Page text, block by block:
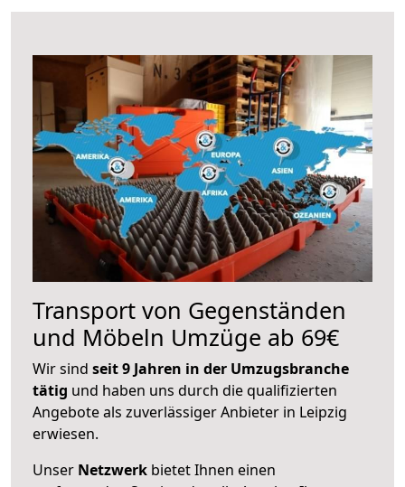
Transport von Gegenständen
und Möbeln Umzüge ab 69€
Wir sind seit 9 Jahren in der Umzugsbranche
tätig und haben uns durch die qualifizierten
Angebote als zuverlässiger Anbieter in Leipzig
erwiesen.
Unser Netzwerk bietet Ihnen einen